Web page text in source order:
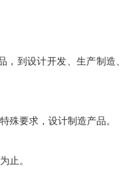
到设计开发、生产制造
要求，设计制造产品。
止。